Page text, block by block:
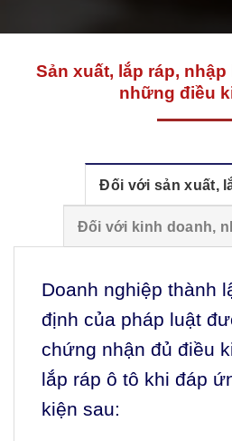
Sản xuất, lắp ráp,
những điều
Đối với sản xuất,
Đối với kinh doanh,
Doanh nghiệp thành
định của pháp luật
chứng nhận đủ điều
lắp ráp ô tô khi đáp
kiện sau: